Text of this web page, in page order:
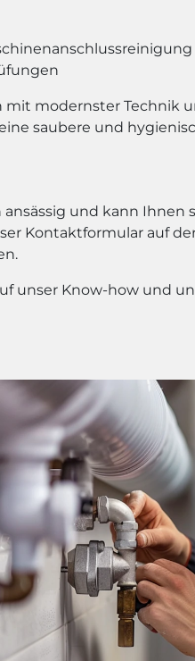
modernster Technik
saubere und
und kann Ihnen
Kontaktformular auf
unser Know-how und